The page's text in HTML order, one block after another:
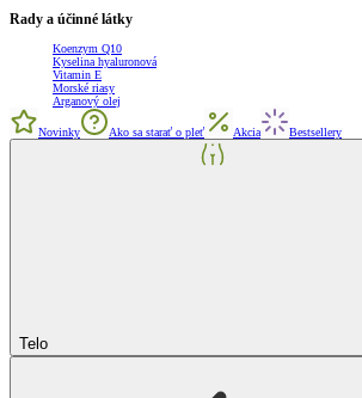
Rady a účinné látky
Koenzym Q10
Kyselina hyaluronová
Vitamin E
Morské riasy
Arganový olej
Novinky Ako sa starať o pleť Akcia Bestsellery
Telo